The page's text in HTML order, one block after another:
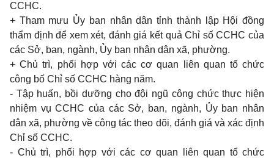
CCHC.
+ Tham mưu Ủy ban nhân dân tỉnh thành lập Hội đồng
thẩm định để xem xét, đánh giá kết quả Chỉ số CCHC của
các Sở, ban, ngành, Ủy ban nhân dân xã, phường.
+ Chủ trì, phối hợp với các cơ quan liên quan tổ chức
công bố Chỉ số CCHC hàng năm.
- Tập huấn, bồi dưỡng cho đội ngũ công chức thực hiện
nhiệm vụ CCHC của các Sở, ban, ngành, Ủy ban nhân
dân xã, phường về công tác theo dõi, đánh giá và xác định
Chỉ số CCHC.
- Chủ trì, phối hợp với các cơ quan liên quan tổ chức